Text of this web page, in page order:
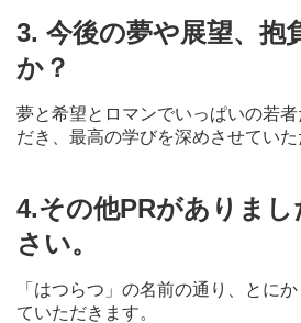
3. 今後の夢や展望、抱
か？
夢と希望とロマンでいっぱいの若
だき、最高の学びを深めさせていた
4.その他PRがありま
さい。
「はつらつ」の名前の通り、とに
ていただきます。